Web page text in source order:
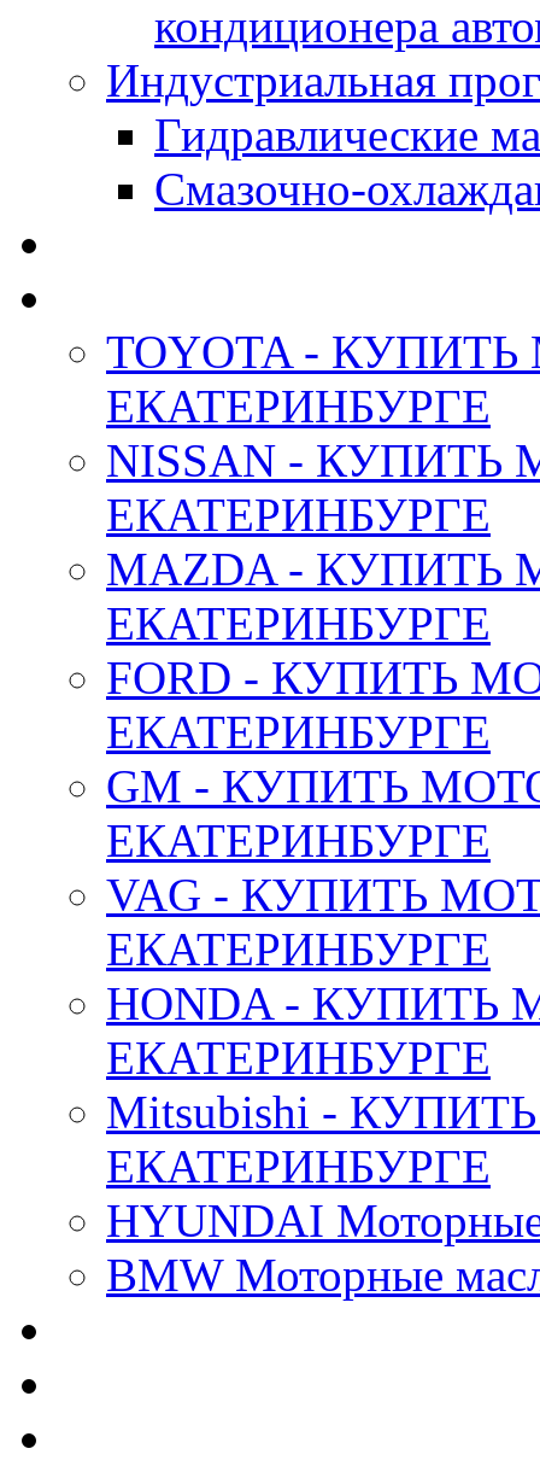
кондиционера
Индустриальная
Гидравлические
Смазочно-
TOYOTA -
ЕКАТЕРИНБУРГЕ
NISSAN -
ЕКАТЕРИНБУРГЕ
MAZDA -
ЕКАТЕРИНБУРГЕ
FORD - КУПИТЬ
ЕКАТЕРИНБУРГЕ
GM - КУПИТЬ
ЕКАТЕРИНБУРГЕ
VAG - КУПИТЬ
ЕКАТЕРИНБУРГЕ
HONDA -
ЕКАТЕРИНБУРГЕ
Mitsubishi -
ЕКАТЕРИНБУРГЕ
HYUNDAI
BMW Моторные